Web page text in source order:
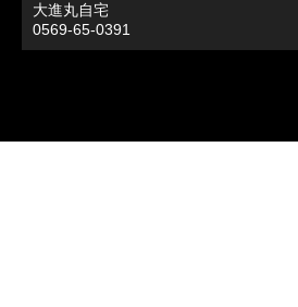
大進丸自宅
0569-65-0391